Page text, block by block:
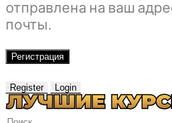
отправлена ​​на ваш
почты.
Регистрация
Register Login